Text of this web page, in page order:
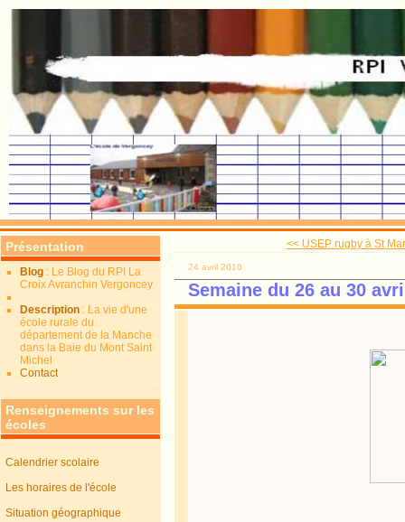
Présentation
Blog : Le Blog du RPI La
Croix Avranchin Vergoncey
Description : La vie d'une
école rurale du
département de la Manche
dans la Baie du Mont Saint
Michel
Contact
Renseignements sur les
écoles
Calendrier scolaire
Les horaires de l'école
Situation géographique
<< USEP rugby à St
24 avril 2010
Semaine du 26 au 30